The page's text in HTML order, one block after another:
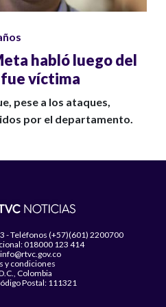
habló luego del
víctima
pese a los ataques,
por el departamento.
- Teléfonos (+57)(601) 2200700
018000 123 414
y condiciones
Colombia
Postal: 111321